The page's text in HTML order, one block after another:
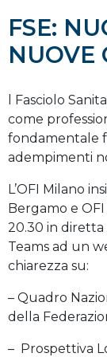
FSE:
NUOVE
l Fasciolo
come
fondamentale
adempimenti
L’OFI Milano
Bergamo e
20.30 in
Teams ad un
chiarezza su:
– Quadro
della
– Prospettiva